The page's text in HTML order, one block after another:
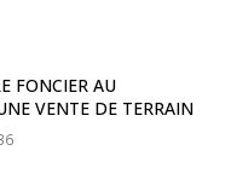
FONCIER AU
VENTE DE TERRAIN